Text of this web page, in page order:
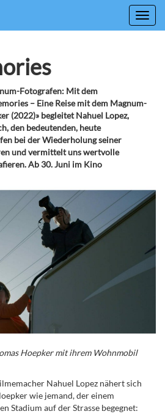
Fotografen: Mit dem
– Eine Reise mit dem Magnum-
(2022)» begleitet Nahuel Lopez,
den bedeutenden, heute
bei der Wiederholung seiner
und vermittelt uns wertvolle
Ab 30. Juni im Kino
Hoepker mit ihrem Wohnmobil
Nahuel Lopez nähert sich
wie jemand, der einem
Stadium auf der Strasse begegnet: